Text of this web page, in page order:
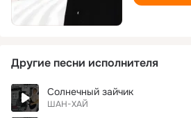
Другие песни исполнителя
Солнечный зайчик
ШАН-ХАЙ